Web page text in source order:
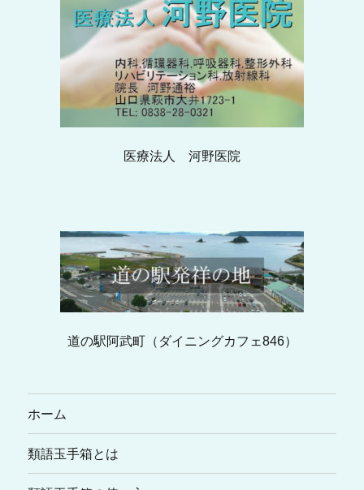
医療法人 河野医院
道の駅阿武町（ダイニングカフェ846）
ホーム
類語玉手箱とは